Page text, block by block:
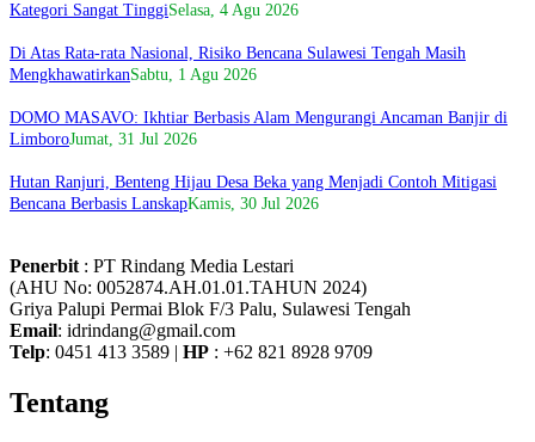
Kategori Sangat TinggiSelasa, 4 Agu 2026
Di Atas Rata-rata Nasional, Risiko Bencana Sulawesi Tengah Masih
MengkhawatirkanSabtu, 1 Agu 2026
DOMO MASAVO: Ikhtiar Berbasis Alam Mengurangi Ancaman Banjir di
LimboroJumat, 31 Jul 2026
Hutan Ranjuri, Benteng Hijau Desa Beka yang Menjadi Contoh Mitigasi
Bencana Berbasis LanskapKamis, 30 Jul 2026
Penerbit : PT Rindang Media Lestari
(AHU No: 0052874.AH.01.01.TAHUN 2024)
Griya Palupi Permai Blok F/3 Palu, Sulawesi Tengah
Email: idrindang@gmail.com
Telp: 0451 413 3589 | HP : +62 821 8928 9709
Tentang